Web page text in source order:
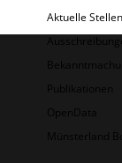
Aktuelle
Publikationen
OpenData
Münsterland